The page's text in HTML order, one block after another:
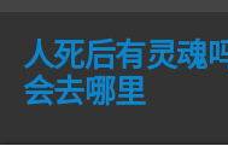
人死后有灵魂
会去哪里